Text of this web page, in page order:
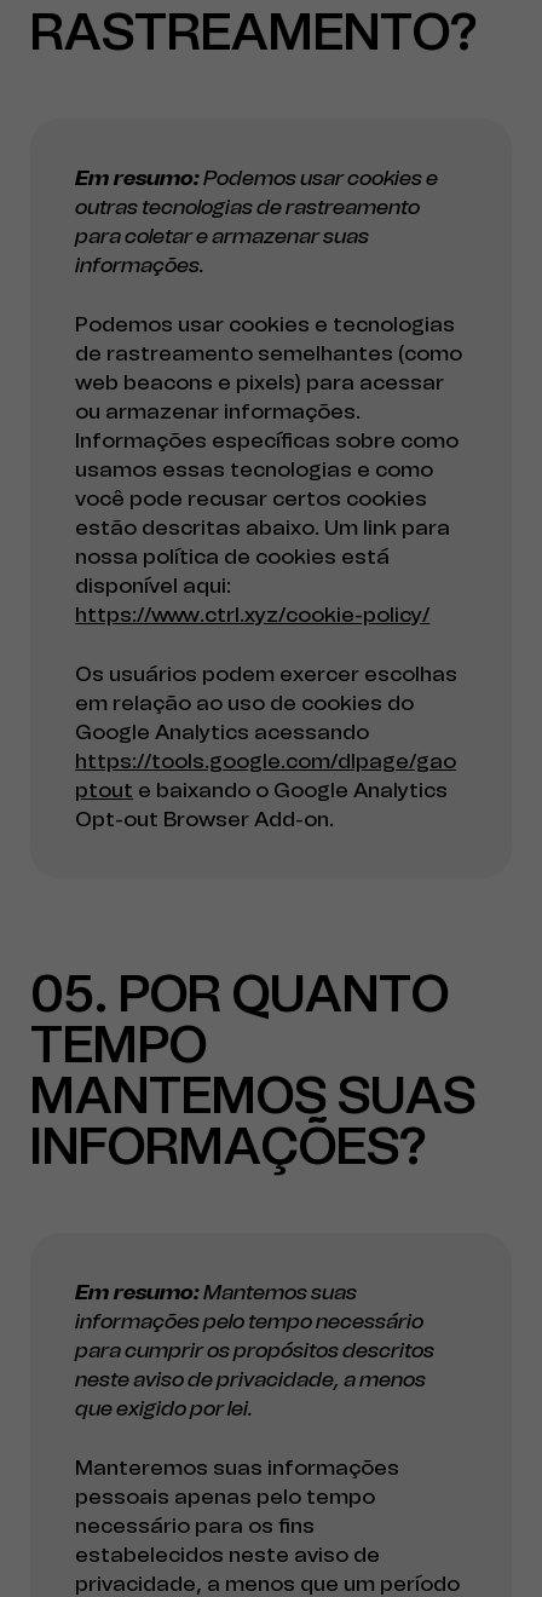
RASTREAMENTO?
Em resumo:Podemos usar cookies e
outras tecnologias de rastreamento
para coletar e armazenar suas
informações.
Podemos usar cookies e tecnologias
de rastreamento semelhantes (como
web beacons e pixels) para acessar
ou armazenar informações.
Informações específicas sobre como
usamos essas tecnologias e como
você pode recusar certos cookies
estão descritas abaixo. Um link para
nossa política de cookies está
disponível aqui:
https://www.ctrl.xyz/cookie-policy/
Os usuários podem exercer escolhas
em relação ao uso de cookies do
Google Analytics acessando
https://tools.google.com/dlpage/gao
ptout e baixando o Google Analytics
Opt-out Browser Add-on.
05 POR QUANTO
TEMPO
MANTEMOS SUAS
INFORMAÇÕES?
Em resumo:Mantemos suas
informações pelo tempo necessário
para cumprir os propósitos descritos
neste aviso de privacidade, a menos
que exigido por lei.
Manteremos suas informações
pessoais apenas pelo tempo
necessário para os fins
estabelecidos neste aviso de
privacidade, a menos que um período